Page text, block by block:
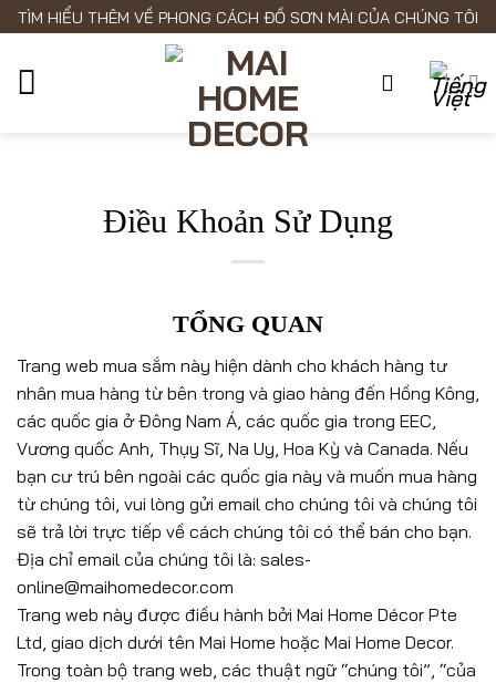
Skip
content
TÌM HIỂU THÊM VỀ PHONG CÁCH ĐỒ SƠN MÀI CỦA CHÚNG TÔI
Điều Khoản Sử Dụng
TỔNG QUAN
Trang web mua sắm này hiện dành cho khách hàng tư
nhân mua hàng từ bên trong và giao hàng đến Hồng Kông,
các quốc gia ở Đông Nam Á, các quốc gia trong EEC,
Vương quốc Anh, Thụy Sĩ, Na Uy, Hoa Kỳ và Canada. Nếu
bạn cư trú bên ngoài các quốc gia này và muốn mua hàng
từ chúng tôi, vui lòng gửi email cho chúng tôi và chúng tôi
sẽ trả lời trực tiếp về cách chúng tôi có thể bán cho bạn.
Địa chỉ email của chúng tôi là: sales-
online@maihomedecor.com
Trang web này được điều hành bởi Mai Home Décor Pte
Ltd, giao dịch dưới tên Mai Home hoặc Mai Home Decor.
Trong toàn bộ trang web, các thuật ngữ “chúng tôi”, “của